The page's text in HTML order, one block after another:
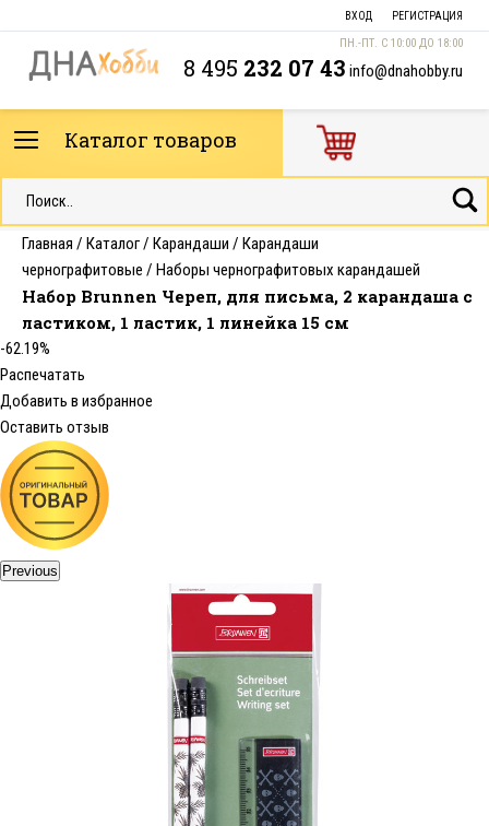
ВХОД РЕГИСТРАЦИЯ
ПН.-ПТ. С 10:00 ДО 18:00
8 495 232 07 43 info@dnahobby.ru
Каталог товаров
Главная / Каталог/ Карандаши / Карандаши
чернографитовые / Наборы чернографитовых карандашей
Набор Brunnen Череп, для письма, 2 карандаша с
ластиком, 1 ластик, 1 линейка 15 см
-62.19%
Распечатать
Добавить в избранное
Оставить отзыв
Previous